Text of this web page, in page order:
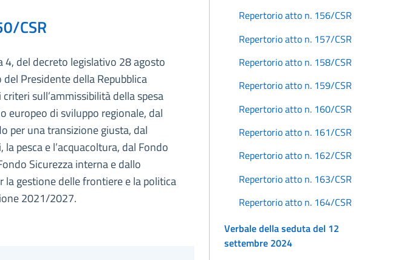
CSR
4, del decreto legislativo 28 agosto
Presidente della Repubblica
sull’ammissibilità della spesa
europeo di sviluppo regionale, dal
per una transizione giusta, dal
pesca e l’acquacoltura, dal Fondo
Sicurezza interna e dallo
gestione delle frontiere e la politica
2021/2027.
Repertorio atto n. 156/CSR
Repertorio atto n. 157/CSR
Repertorio atto n. 158/CSR
Repertorio atto n. 159/CSR
Repertorio atto n. 160/CSR
Repertorio atto n. 161/CSR
Repertorio atto n. 162/CSR
Repertorio atto n. 163/CSR
Repertorio atto n. 164/CSR
Verbale della seduta del 12
settembre 2024